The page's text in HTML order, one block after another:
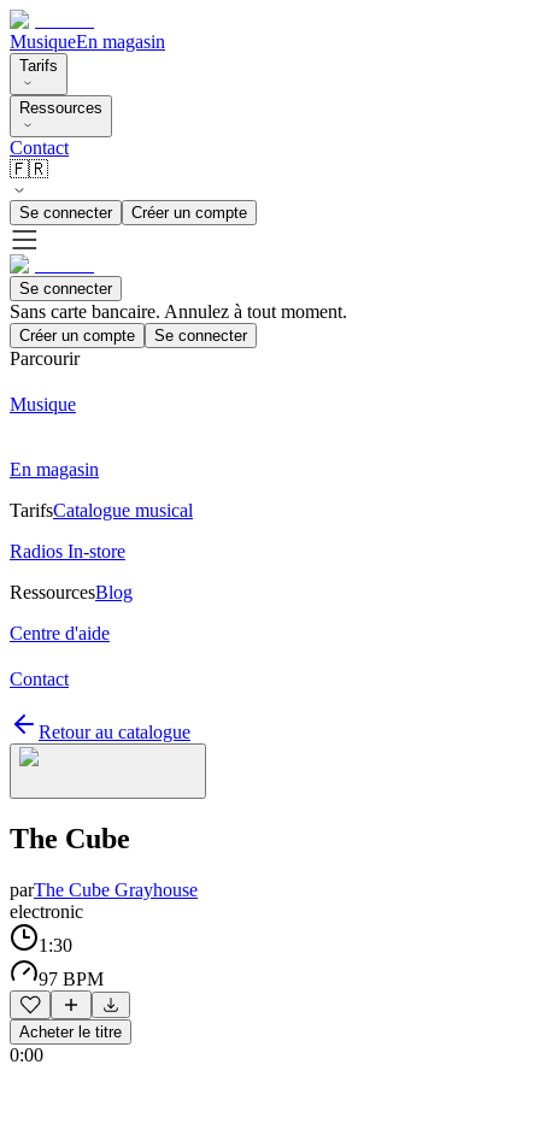
MusiqueEn magasin
Tarifs
Ressources
Contact
🇫🇷
Se connecter Créer un compte
Se connecter
Sans carte bancaire. Annulez à tout moment.
Créer un compte Se connecter
Parcourir
Musique
En magasin
TarifsCatalogue musical
Radios In-store
RessourcesBlog
Centre d'aide
Contact
Retour au catalogue
The Cube
parThe Cube Grayhouse
electronic
1:30
97 BPM
Acheter le titre
0:00